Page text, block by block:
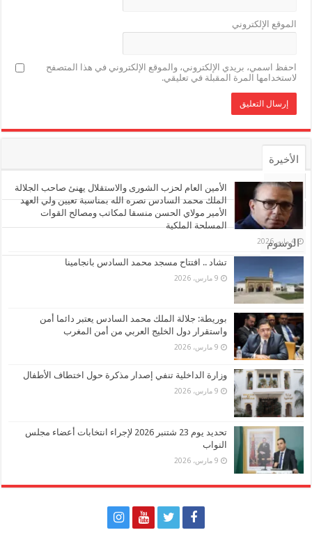
الموقع الإلكتروني
احفظ اسمي، بريدي الإلكتروني، والموقع الإلكتروني في هذا المتصفح
لاستخدامها المرة المقبلة في تعليقي.
الأخيرة
الأشهر
تعليقات
الوسوم
الأمين العام لحزب الشورى والاستقلال يهنئ صاحب الجلالة
الملك محمد السادس نصره الله بمناسبة تعيين ولي العهد
الأمير مولاي الحسن منسقا لمكاتب ومصالح القوات
المسلحة الملكية
4 مايو، 2026
تشاد .. افتتاح مسجد محمد السادس بانجامينا
9 مارس، 2026
بوريطة: جلالة الملك محمد السادس يعتبر دائما أمن
واستقرار دول الخليج العربي من أمن المغرب
9 مارس، 2026
وزارة الداخلية تنفي إصدار مذكرة حول اختطاف الأطفال
9 مارس، 2026
تحديد يوم 23 شتنبر 2026 لإجراء انتخابات أعضاء مجلس
النواب
9 مارس، 2026